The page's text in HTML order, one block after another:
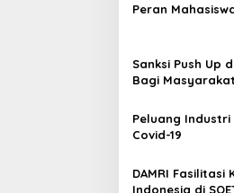
Peran
Sanksi Push Up
Bagi
Peluang Industri
Covid-19
DAMRI Fasilitasi
Indonesia di